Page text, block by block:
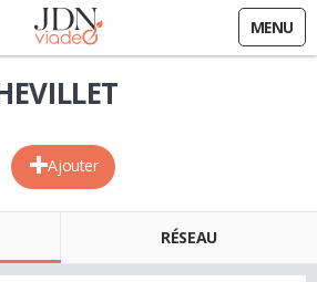
MENU
Ajouter
RÉSEAU